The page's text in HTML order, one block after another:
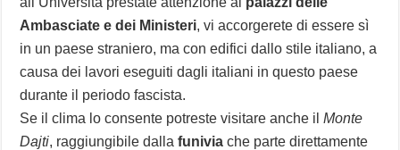
Ambasciate e dei Ministeri, vi accorgerete di essere sì
in un paese straniero, ma con edifici dallo stile italiano, a
causa dei lavori eseguiti dagli italiani in questo paese
durante il periodo fascista.
Se il clima lo consente potreste visitare anche ilMonte
Dajti, raggiungibile dallafunivia che parte direttamente